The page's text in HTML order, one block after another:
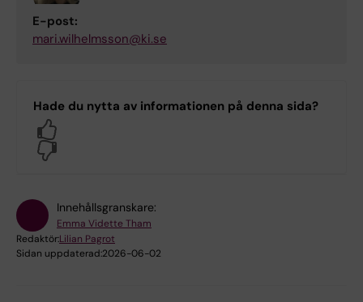
E-post:
mari.wilhelmsson@ki.se
Hade du nytta av informationen på denna sida?
Innehållsgranskare:
Emma Vidette Tham
Redaktör:Lilian Pagrot
Sidan uppdaterad:2026-06-02